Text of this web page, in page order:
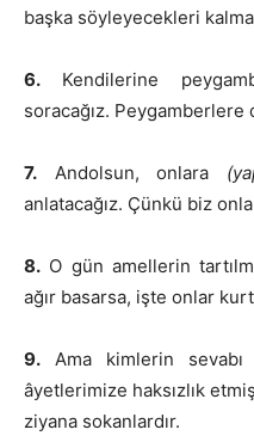
başka söyleyecekleri
6. Kendilerine
soracağız. Peygamberlere
7. Andolsun, onlara
anlatacağız. Çünkü biz
8. O gün amellerin
ağır basarsa, işte onlar
9. Ama kimlerin
âyetlerimize haksızlık
ziyana sokanlardır.